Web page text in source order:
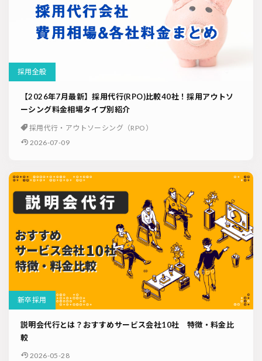
採用全般
【2026年7月最新】採用代行(RPO)比較40社！採用アウトソ
ーシング料金相場タイプ別紹介
採用代行・アウトソーシング（RPO）
2026-07-09
新卒採用
説明会代行とは？おすすめサービス会社10社 特徴・料金比
較
2026-05-28